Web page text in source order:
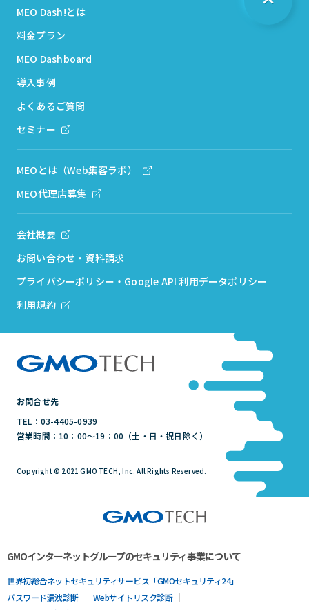
お問合せ先
TEL：03-4405-0939
営業時間：10：00～19：00（土・日・祝日除く）
MEO Dash!とは
料金プラン
MEO Dashboard
導入事例
よくあるご質問
セミナー
MEOとは（Web集客ラボ）
MEO代理店募集
会社概要
お問い合わせ・資料請求
プライバシーポリシー・Google API 利用データポリシー
利用規約
Copyright © 2021 GMO TECH, Inc. All Rights Reserved.
GMOインターネットグループのセキュリティ事業について
世界初総合ネットセキュリティサービス「GMOセキュリティ24」
パスワード漏洩診断
Webサイトリスク診断